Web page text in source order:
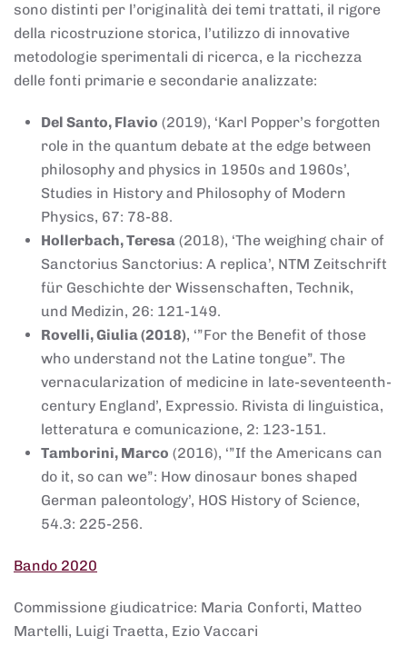
sono distinti per l’originalità dei temi trattati, il rigore
della ricostruzione storica, l’utilizzo di innovative
metodologie sperimentali di ricerca, e la ricchezza
delle fonti primarie e secondarie analizzate:
Del Santo, Flavio (2019), ‘Karl Popper’s forgotten
role in the quantum debate at the edge between
philosophy and physics in 1950s and 1960s’,
Studies in History and Philosophy of Modern
Physics, 67: 78-88.
Hollerbach, Teresa (2018), ‘The weighing chair of
Sanctorius Sanctorius: A replica’, NTM Zeitschrift
für Geschichte der Wissenschaften, Technik,
und Medizin, 26: 121-149.
Rovelli, Giulia (2018), ‘”For the Benefit of those
who understand not the Latine tongue”. The
vernacularization of medicine in late-seventeenth-
century England’, Expressio. Rivista di linguistica,
letteratura e comunicazione, 2: 123-151.
Tamborini, Marco (2016), ‘”If the Americans can
do it, so can we”: How dinosaur bones shaped
German paleontology’, HOS History of Science,
54.3: 225-256.
Bando 2020
Commissione giudicatrice: Maria Conforti, Matteo
Martelli, Luigi Traetta, Ezio Vaccari